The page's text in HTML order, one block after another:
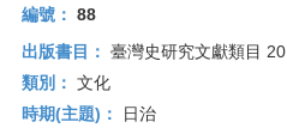
編號： 88
出版書目： 臺灣史研究文獻類目
類別： 文化
時期(主題)：
日治